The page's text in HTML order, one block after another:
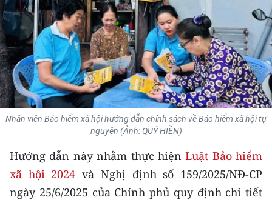
THỂ THAO
GIÁO DỤC
Y TẾ
KHOA HỌC - CÔNG NGHỆ
MÔI TRƯỜNG
BẠN ĐỌC
KIỂM CHỨNG THÔNG TIN
Nhân viên Bảo hiểm xã hội hướng dẫn chính sách về Bảo hiểm xã hội tự
nguyện (Ảnh: QUÝ HIỀN)
Hướng dẫn này nhằm thực hiệnLuật Bảo hiểm
xã hội 2024 và Nghị định số 159/2025/NĐ-CP
ngày 25/6/2025 của Chính phủ quy định chi tiết